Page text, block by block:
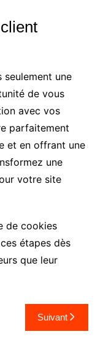
seulement une
de vous
avec vos
parfaitement
et en offrant une
une
votre site
de cookies
étapes dès
que leur
Suivant